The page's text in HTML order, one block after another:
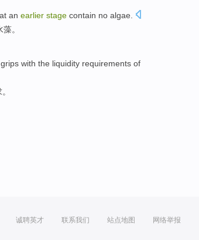
at an earlier stage contain no algae.
藻。
with the liquidity requirements of
。
诚聘英才 联系我们 站点地图 网络举报